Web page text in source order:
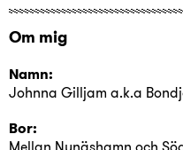
Om mig
Namn:
Johnna Gilljam a.k.a
Bor: